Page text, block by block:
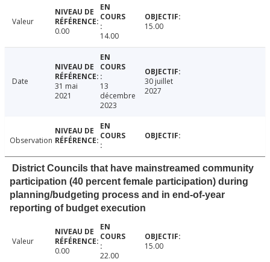
Valeur
0.00
14.00
15.00
Date
31 mai
2021
13
décembre
2023
30 juillet
2027
Observation
District Councils that have mainstreamed community
participation (40 percent female participation) during
planning/budgeting process and in end-of-year
reporting of budget execution
Valeur
0.00
22.00
15.00